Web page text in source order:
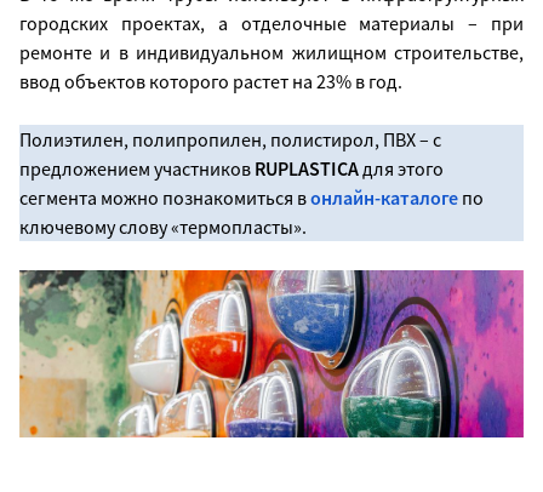
городских проектах, а отделочные материалы – при
ремонте и в индивидуальном жилищном строительстве,
ввод объектов которого растет на 23% в год.
Полиэтилен, полипропилен, полистирол, ПВХ – с
предложением участников RUPLASTICA для этого
сегмента можно познакомиться вонлайн-каталоге по
ключевому слову «термопласты».